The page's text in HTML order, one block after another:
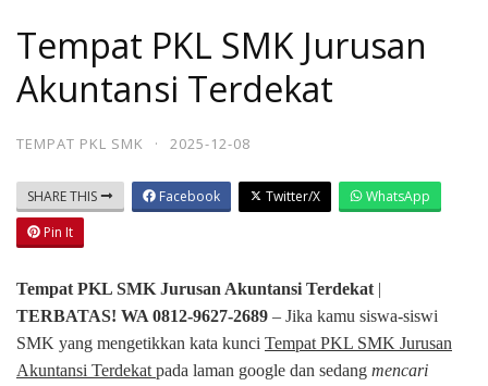
Tempat PKL SMK Jurusan
Akuntansi Terdekat
TEMPAT PKL SMK · 2025-12-08
SHARE THIS Facebook Twitter/X
WhatsApp
Pin It
Tempat PKL SMK Jurusan Akuntansi Terdekat |
TERBATAS! WA 0812-9627-2689 – Jika kamu siswa-siswi
SMK yang mengetikkan kata kunci Tempat PKL SMK Jurusan
Akuntansi Terdekat pada laman google dan sedang mencari